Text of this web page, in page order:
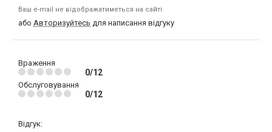
Ваш e-mail не відображатиметься на сайті
або Авторизуйтесь для написання відгуку
Враження
0/12
Обслуговування
0/12
Відгук: